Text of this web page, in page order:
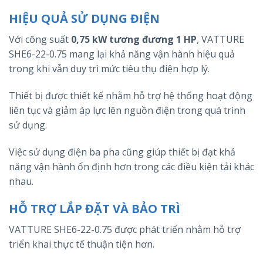
HIỆU QUẢ SỬ DỤNG ĐIỆN
Với công suất 0,75 kW tương đương 1 HP, VATTURE
SHE6-22-0.75 mang lại khả năng vận hành hiệu quả
trong khi vẫn duy trì mức tiêu thụ điện hợp lý.
Thiết bị được thiết kế nhằm hỗ trợ hệ thống hoạt động
liên tục và giảm áp lực lên nguồn điện trong quá trình
sử dụng.
Việc sử dụng điện ba pha cũng giúp thiết bị đạt khả
năng vận hành ổn định hơn trong các điều kiện tải khác
nhau.
HỖ TRỢ LẮP ĐẶT VÀ BẢO TRÌ
VATTURE SHE6-22-0.75 được phát triển nhằm hỗ trợ
triển khai thực tế thuận tiện hơn.